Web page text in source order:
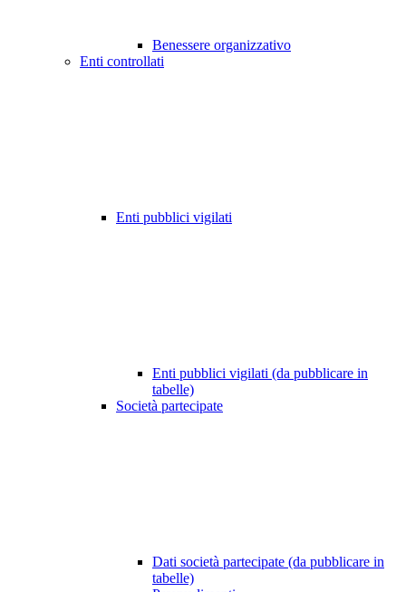
Benessere organizzativo
Enti controllati
Enti pubblici vigilati
Enti pubblici vigilati (da pubblicare in
tabelle)
Società partecipate
Dati società partecipate (da pubblicare in
tabelle)